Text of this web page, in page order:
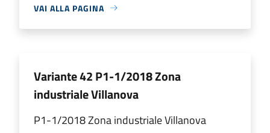
VAI ALLA PAGINA
Variante 42 P1-1/2018 Zona
industriale Villanova
P1-1/2018 Zona industriale Villanova